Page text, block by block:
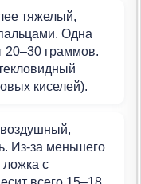
тяжелый,
Одна
20–30 граммов.
киселей).
Из-за меньшего
ложка с